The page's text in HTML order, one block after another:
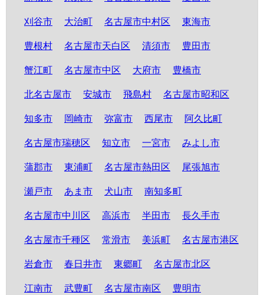
刈谷市 大治町 名古屋市中村区 東海市
豊根村 名古屋市天白区 清須市 豊田市
蟹江町 名古屋市中区 大府市 豊橋市
北名古屋市 安城市 飛島村 名古屋市昭和区
知多市 岡崎市 弥富市 西尾市 阿久比町
名古屋市瑞穂区 知立市 一宮市 みよし市
蒲郡市 東浦町 名古屋市熱田区 尾張旭市
瀬戸市 あま市 犬山市 南知多町
名古屋市中川区 高浜市 半田市 長久手市
名古屋市千種区 常滑市 美浜町 名古屋市港区
岩倉市 春日井市 東郷町 名古屋市北区
江南市 武豊町 名古屋市南区 豊明市